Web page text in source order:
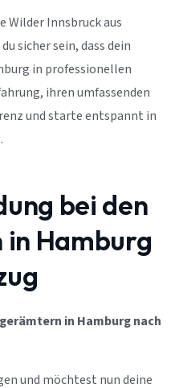
Wilder Innsbruck aus
sicher sein, dass dein
in professionellen
ihren umfassenden
und starte entspannt in
bei den
Hamburg
in Hamburg nach
und möchtest nun deine